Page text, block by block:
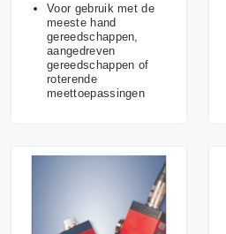
Voor gebruik met de
meeste hand
gereedschappen,
aangedreven
gereedschappen of
roterende
meettoepassingen